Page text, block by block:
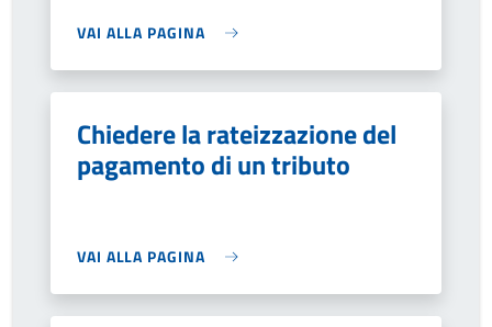
VAI ALLA PAGINA
Chiedere la rateizzazione del
pagamento di un tributo
VAI ALLA PAGINA